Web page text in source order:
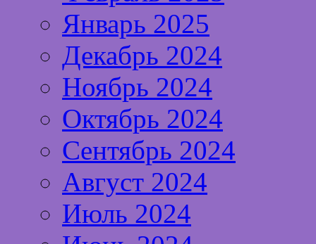
Январь 2025
Декабрь 2024
Ноябрь 2024
Октябрь 2024
Сентябрь 2024
Август 2024
Июль 2024